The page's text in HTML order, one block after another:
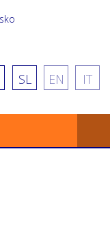
SL EN IT